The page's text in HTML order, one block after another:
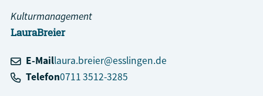
LauraBreier
Kulturmanagement
E-Maillaura.breier@esslingen.de
Telefon0711 3512-3285